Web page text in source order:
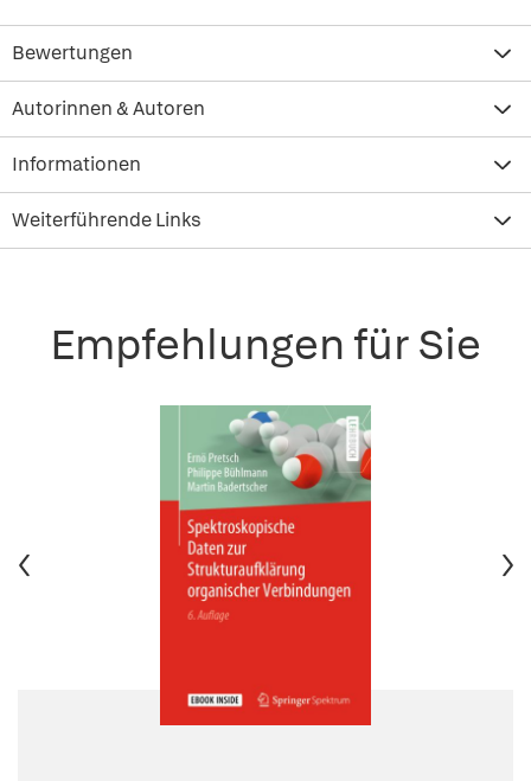
Bewertungen
Autorinnen & Autoren
Informationen
Weiterführende Links
Empfehlungen für Sie